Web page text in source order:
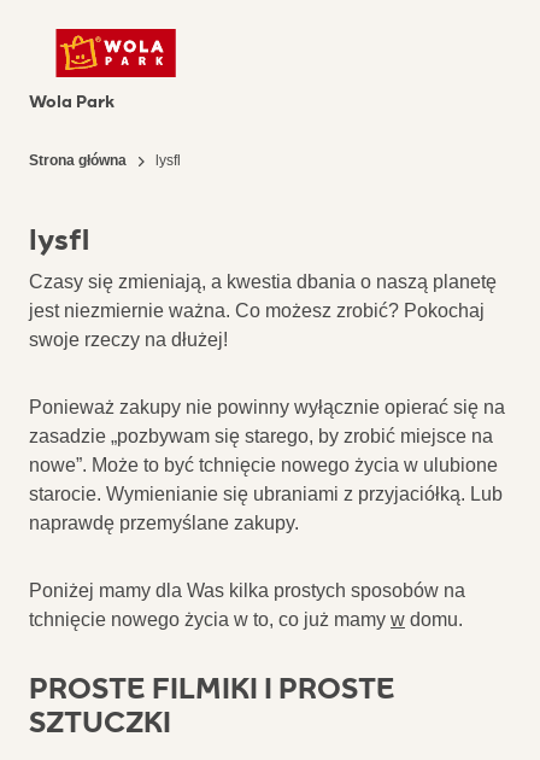
Wola Park
Strona główna lysfl
lysfl
Czasy się zmieniają, a kwestia dbania o naszą planetę
jest niezmiernie ważna. Co możesz zrobić? Pokochaj
swoje rzeczy na dłużej!
Ponieważ zakupy nie powinny wyłącznie opierać się na
zasadzie „pozbywam się starego, by zrobić miejsce na
nowe”. Może to być tchnięcie nowego życia w ulubione
starocie. Wymienianie się ubraniami z przyjaciółką. Lub
naprawdę przemyślane zakupy.
Poniżej mamy dla Was kilka prostych sposobów na
tchnięcie nowego życia w to, co już mamy w domu.
PROSTE FILMIKI I PROSTE
SZTUCZKI